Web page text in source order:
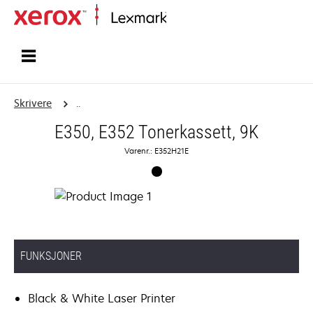
Skrivere ..
E350, E352 Tonerkassett, 9K
Varenr.: E352H21E
FUNKSJONER
Black & White Laser Printer